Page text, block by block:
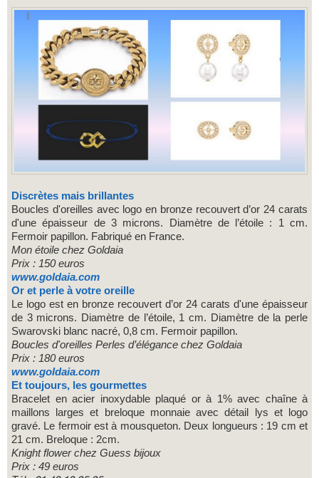
Discrètes mais brillantes
Boucles d'oreilles avec logo en bronze recouvert d’or 24 carats
d'une épaisseur de 3 microns. Diamètre de l’étoile : 1 cm.
Fermoir papillon. Fabriqué en France.
Mon étoile chez Goldaia
Prix : 150 euros
www.goldaia.com
Or et perle à votre oreille
Le logo est en bronze recouvert d’or 24 carats d'une épaisseur
de 3 microns. Diamètre de l’étoile, 1 cm. Diamètre de la perle
Swarovski blanc nacré, 0,8 cm. Fermoir papillon.
Boucles d'oreilles Perles d’élégance chez Goldaia
Prix : 180 euros
www.goldaia.com
Et toujours, les gourmettes
Bracelet en acier inoxydable plaqué or à 1% avec chaîne à
maillons larges et breloque monnaie avec détail lys et logo
gravé. Le fermoir est à mousqueton. Deux longueurs : 19 cm et
21 cm. Breloque : 2cm.
Knight flower chez Guess bijoux
Prix : 49 euros